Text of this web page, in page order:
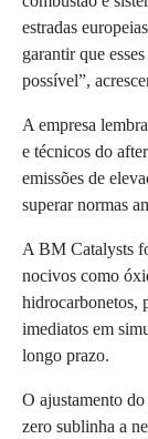
estradas
garantir que
possível”,
A empresa
e técnicos do
emissões de
superar normas
A BM Catalysts
nocivos como
hidrocarbonetos,
imediatos em
longo prazo.
O ajustamento
zero sublinha a